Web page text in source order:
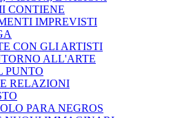
CONTIENE
IMPREVISTI
CON GLI ARTISTI
ALL'ARTE
PUNTO
RELAZIONI
PARA NEGROS